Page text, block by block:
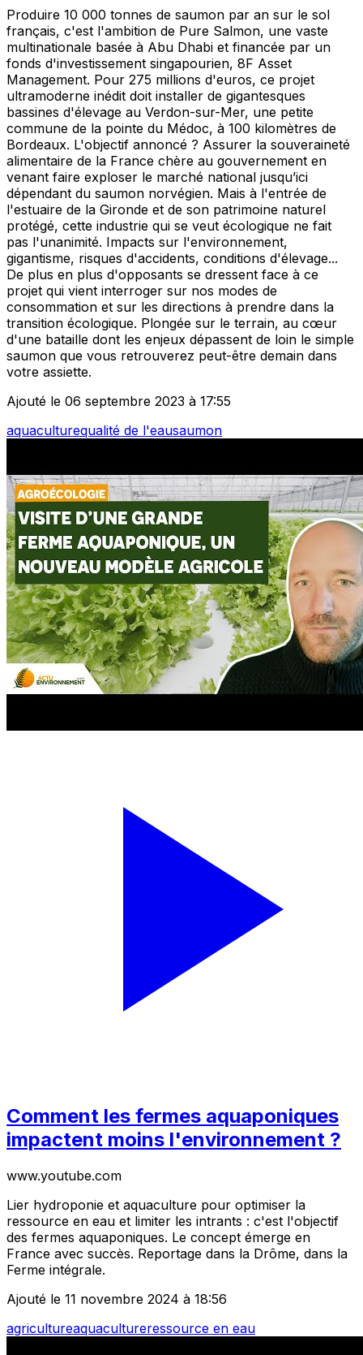
Produire 10 000 tonnes de saumon par an sur le sol
français, c'est l'ambition de Pure Salmon, une vaste
multinationale basée à Abu Dhabi et financée par un
fonds d'investissement singapourien, 8F Asset
Management. Pour 275 millions d'euros, ce projet
ultramoderne inédit doit installer de gigantesques
bassines d'élevage au Verdon-sur-Mer, une petite
commune de la pointe du Médoc, à 100 kilomètres de
Bordeaux. L'objectif annoncé ? Assurer la souveraineté
alimentaire de la France chère au gouvernement en
venant faire exploser le marché national jusqu’ici
dépendant du saumon norvégien. Mais à l'entrée de
l'estuaire de la Gironde et de son patrimoine naturel
protégé, cette industrie qui se veut écologique ne fait
pas l'unanimité. Impacts sur l'environnement,
gigantisme, risques d'accidents, conditions d'élevage...
De plus en plus d'opposants se dressent face à ce
projet qui vient interroger sur nos modes de
consommation et sur les directions à prendre dans la
transition écologique. Plongée sur le terrain, au cœur
d'une bataille dont les enjeux dépassent de loin le simple
saumon que vous retrouverez peut-être demain dans
votre assiette.
Ajouté le 06 septembre 2023 à 17:55
aquaculturequalité de l'eausaumon
Comment les fermes aquaponiques
impactent moins l'environnement ?
www.youtube.com
Lier hydroponie et aquaculture pour optimiser la
ressource en eau et limiter les intrants : c'est l'objectif
des fermes aquaponiques. Le concept émerge en
France avec succès. Reportage dans la Drôme, dans la
Ferme intégrale.
Ajouté le 11 novembre 2024 à 18:56
agricultureaquacultureressource en eau